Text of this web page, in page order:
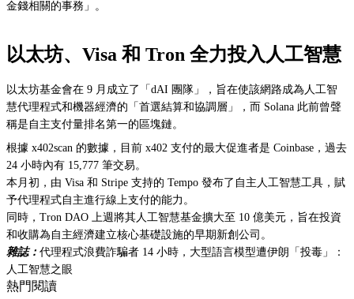
金錢相關的事務」。
以太坊、Visa 和 Tron 全力投入人工智慧
以太坊基金會在 9 月成立了「dAI 團隊」，旨在使該網路成為人工智
慧代理程式和機器經濟的「首選結算和協調層」，而 Solana 此前曾聲
稱是自主支付量排名第一的區塊鏈。
根據 x402scan 的數據，目前 x402 支付的最大促進者是 Coinbase，過去
24 小時內有 15,777 筆交易。
本月初，由 Visa 和 Stripe 支持的 Tempo 發布了自主人工智慧工具，賦
予代理程式自主進行線上支付的能力。
同時，Tron DAO 上週將其人工智慧基金擴大至 10 億美元，旨在投資
和收購為自主經濟建立核心基礎設施的早期新創公司。
雜誌： 代理程式浪費詐騙者 14 小時，大型語言模型遭伊朗「投毒」：
人工智慧之眼
熱門閱讀